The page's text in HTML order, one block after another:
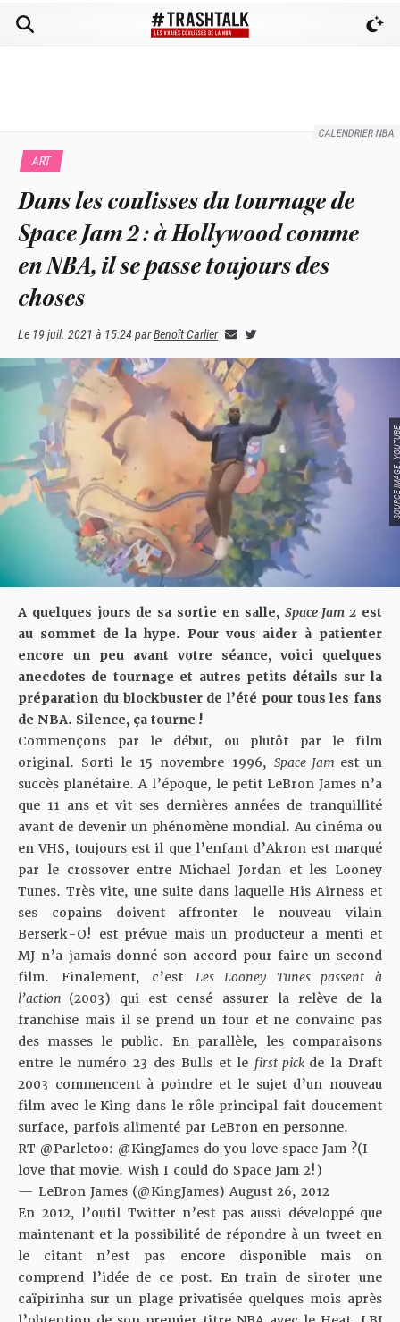
CALENDRIER NBA
ART
Dans les coulisses du tournage de
Space Jam 2 : à Hollywood comme
en NBA, il se passe toujours des
choses
Le 19 juil. 2021 à 15:24parBenoît Carlier
SOURCE
A quelques jours de sa sortie en salle, Space Jam 2 est
au sommet de la hype. Pour vous aider à patienter
encore un peu avant votre séance, voici quelques
anecdotes de tournage et autres petits détails sur la
préparation du blockbuster de l’été pour tous les fans
de NBA. Silence, ça tourne !
Commençons par le début, ou plutôt par le film
original. Sorti le 15 novembre 1996, Space Jam est un
succès planétaire. A l’époque, le petit LeBron James n’a
que 11 ans et vit ses dernières années de tranquillité
avant de devenir un phénomène mondial. Au cinéma ou
en VHS, toujours est il que l’enfant d’Akron est marqué
par le crossover entre Michael Jordan et les Looney
Tunes. Très vite, une suite dans laquelle His Airness et
ses copains doivent affronter le nouveau vilain
Berserk-O! est prévue mais un producteur a menti et
MJ n’a jamais donné son accord pour faire un second
film. Finalement, c’est Les Looney Tunes passent à
l’action (2003) qui est censé assurer la relève de la
franchise mais il se prend un four et ne convainc pas
des masses le public. En parallèle, les comparaisons
entre le numéro 23 des Bulls et le first pick de la Draft
2003 commencent à poindre et le sujet d’un nouveau
film avec le King dans le rôle principal fait doucement
surface, parfois alimenté par LeBron en personne.
RT @Parletoo: @KingJames do you love space Jam ?(I
love that movie. Wish I could do Space Jam 2!)
— LeBron James (@KingJames) August 26, 2012
En 2012, l’outil Twitter n’est pas aussi développé que
maintenant et la possibilité de répondre à un tweet en
le citant n’est pas encore disponible mais on
comprend l’idée de ce post. En train de siroter une
caïpirinha sur un plage privatisée quelques mois après